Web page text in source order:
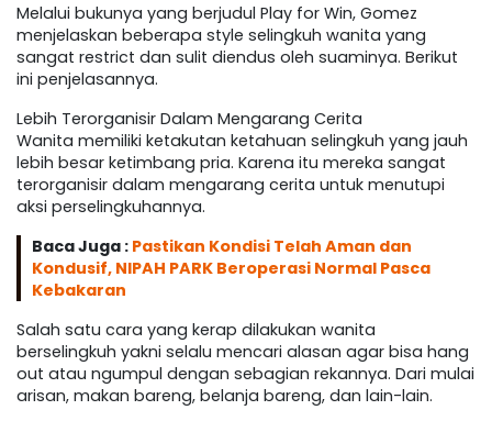
Melalui bukunya yang berjudul Play for Win, Gomez
menjelaskan beberapa style selingkuh wanita yang
sangat restrict dan sulit diendus oleh suaminya. Berikut
ini penjelasannya.
Lebih Terorganisir Dalam Mengarang Cerita
Wanita memiliki ketakutan ketahuan selingkuh yang jauh
lebih besar ketimbang pria. Karena itu mereka sangat
terorganisir dalam mengarang cerita untuk menutupi
aksi perselingkuhannya.
Baca Juga : Pastikan Kondisi Telah Aman dan
Kondusif, NIPAH PARK Beroperasi Normal Pasca
Kebakaran
Salah satu cara yang kerap dilakukan wanita
berselingkuh yakni selalu mencari alasan agar bisa hang
out atau ngumpul dengan sebagian rekannya. Dari mulai
arisan, makan bareng, belanja bareng, dan lain-lain.